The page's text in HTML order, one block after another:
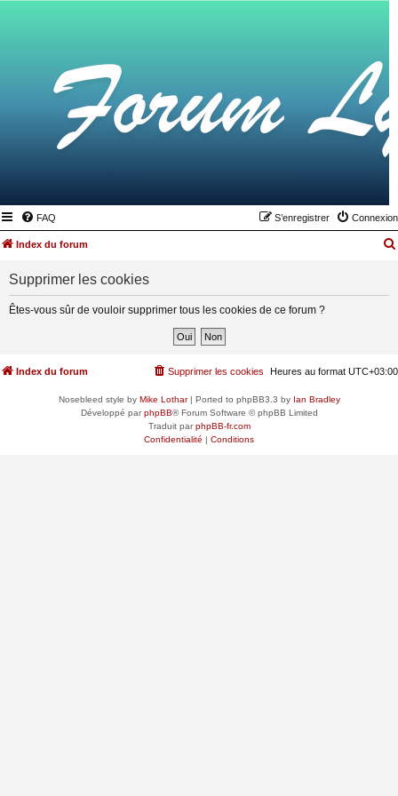
FAQ Connexion
S’enregistrer
Index du forum
Supprimer les cookies
Êtes-vous sûr de vouloir supprimer tous les cookies de ce forum ?
Index du forum Heures au format UTC+03:00
Supprimer les cookies
Nosebleed style by Mike Lothar| Ported to phpBB3.3 by Ian Bradley
Développé parphpBB® Forum Software © phpBB Limited
Traduit parphpBB-fr.com
Confidentialité | Conditions